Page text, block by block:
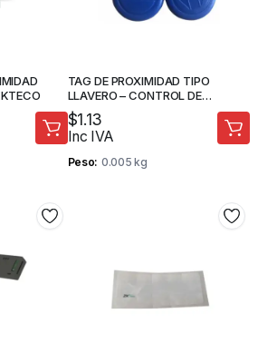
TAG DE PROXIMIDAD TIPO
LLAVERO – CONTROL DE
ACCESO – ZKTECO
$1.13
Inc IVA
Peso 0.005 kg